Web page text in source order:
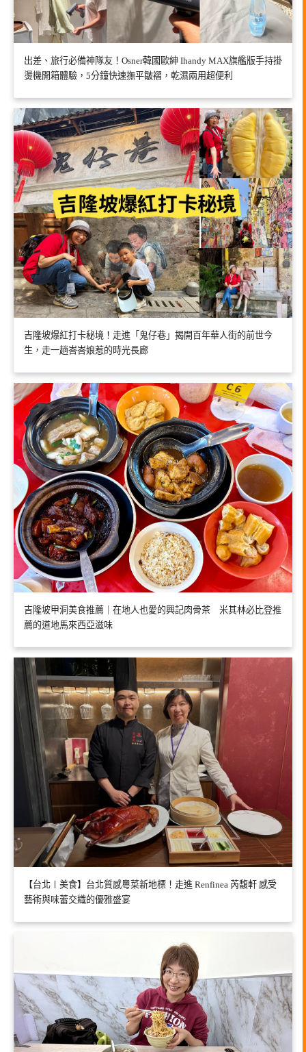
出差、旅行必備神隊友！Osner韓國歐紳 Ihandy MAX旗艦版手持掛
燙機開箱體驗，5分鐘快速撫平皺褶，乾濕兩用超便利
吉隆坡爆紅打卡秘境！走進「鬼仔巷」揭開百年華人街的前世今
生，走一趟峇峇娘惹的時光長廊
吉隆坡甲洞美食推薦｜在地人也愛的興記肉骨茶 米其林必比登推
薦的道地馬來西亞滋味
【台北〡美食】台北質感粵菜新地標！走進 Renfinea 芮馥軒 感受
藝術與味蕾交織的優雅盛宴